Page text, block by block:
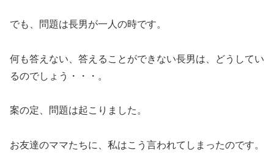
でも、問題は長男が一人の時です。
何も答えない、答えることができない長男は、どうしてい
るのでしょう・・・。
案の定、問題は起こりました。
お友達のママたちに、私はこう言われてしまったのです。